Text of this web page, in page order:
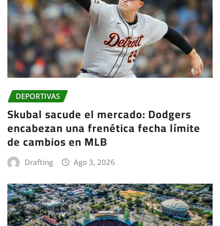
DEPORTIVAS
Skubal sacude el mercado: Dodgers
encabezan una frenética fecha límite
de cambios en MLB
Drafting Ago 3, 2026